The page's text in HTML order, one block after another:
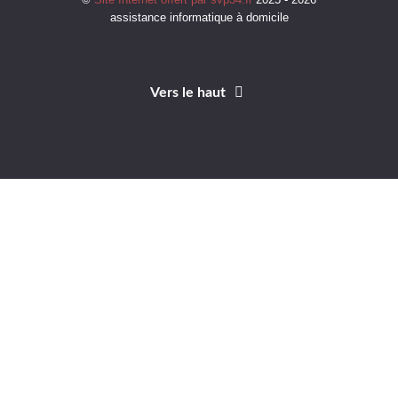
assistance informatique à domicile
Vers le haut